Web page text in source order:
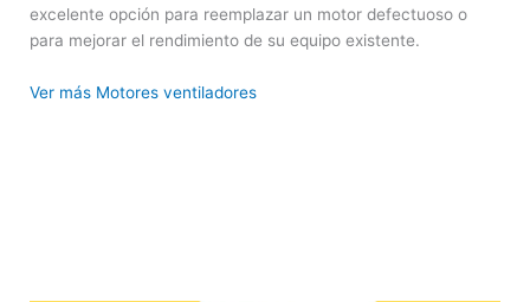
excelente opción para reemplazar un motor defectuoso o
para mejorar el rendimiento de su equipo existente.
Ver más Motores ventiladores